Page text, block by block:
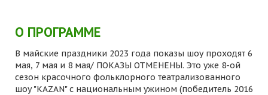
О ПРОГРАММЕ
В майские праздники 2023 года показы шоу проходят 6
мая, 7 мая и 8 мая/ ПОКАЗЫ ОТМЕНЕНЫ. Это уже 8-ой
сезон красочного фольклорного театрализованного
шоу "KAZAN" с национальным ужином (победитель 2016